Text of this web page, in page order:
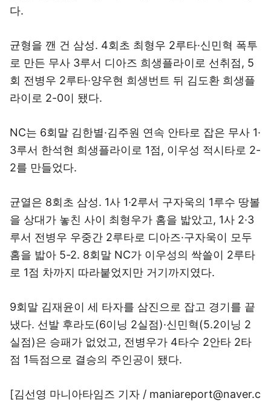
다.
균형을 깬 건 삼성. 4회초 최형우 2루타·신민혁 폭투
로 만든 무사 3루서 디아즈 희생플라이로 선취점, 5
회 전병우 2루타·양우현 희생번트 뒤 김도환 희생플
라이로 2-0이 됐다.
NC는 6회말 김한별·김주원 연속 안타로 잡은 무사 1·
3루서 한석현 희생플라이로 1점, 이우성 적시타로 2-
2를 만들었다.
균열은 8회초 삼성. 1사 1·2루서 구자욱의 1루수 땅볼
을 상대가 놓친 사이 최형우가 홈을 밟았고, 1사 2·3
루서 전병우 우중간 2루타로 디아즈·구자욱이 모두
홈을 밟아 5-2. 8회말 NC가 이우성의 싹쓸이 2루타
로 1점 차까지 따라붙었지만 거기까지였다.
9회말 김재윤이 세 타자를 삼진으로 잡고 경기를 끝
냈다. 선발 후라도(6이닝 2실점)·신민혁(5.2이닝 2
실점)은 승패가 없었고, 전병우가 4타수 2안타 2타
점 1득점으로 결승의 주인공이 됐다.
[김선영 마니아타임즈 기자 / maniareport@naver.c